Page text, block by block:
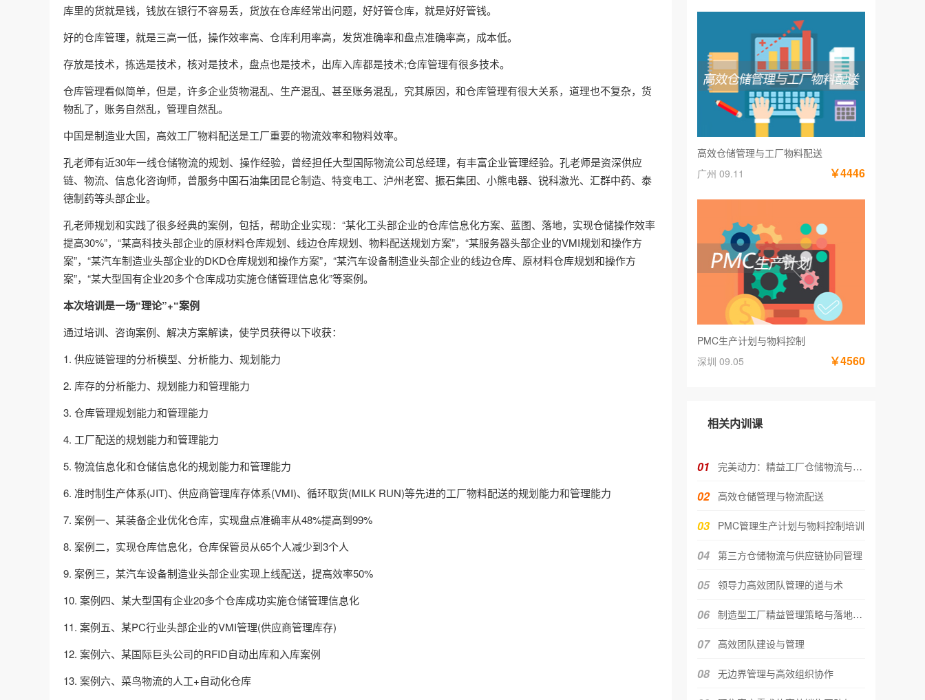
库里的货就是钱，钱放在银行不容易丢，货放在仓库经常出问题，好好管仓库，就是好好管钱。
好的仓库管理，就是三高一低，操作效率高、仓库利用率高，发货准确率和盘点准确率高，成本低。
存放是技术，拣选是技术，核对是技术，盘点也是技术，出库入库都是技术;仓库管理有很多技术。
仓库管理看似简单，但是，许多企业货物混乱、生产混乱、甚至账务混乱，究其原因，和仓库管理有很大关系，道理也不复杂，货
物乱了，账务自然乱，管理自然乱。
中国是制造业大国，高效工厂物料配送是工厂重要的物流效率和物料效率。
孔老师有近30年一线仓储物流的规划、操作经验，曾经担任大型国际物流公司总经理，有丰富企业管理经验。孔老师是资深供应
链、物流、信息化咨询师，曾服务中国石油集团昆仑制造、特变电工、泸州老窖、振石集团、小熊电器、锐科激光、汇群中药、泰
德制药等头部企业。
孔老师规划和实践了很多经典的案例，包括，帮助企业实现：“某化工头部企业的仓库信息化方案、蓝图、落地，实现仓储操作效率
提高30%”，“某高科技头部企业的原材料仓库规划、线边仓库规划、物料配送规划方案”，“某服务器头部企业的VMI规划和操作方
案”，“某汽车制造业头部企业的DKD仓库规划和操作方案”，“某汽车设备制造业头部企业的线边仓库、原材料仓库规划和操作方
案”，“某大型国有企业20多个仓库成功实施仓储管理信息化”等案例。
本次培训是一场“理论”+“案例
通过培训、咨询案例、解决方案解读，使学员获得以下收获：
1. 供应链管理的分析模型、分析能力、规划能力
2. 库存的分析能力、规划能力和管理能力
3. 仓库管理规划能力和管理能力
4. 工厂配送的规划能力和管理能力
5. 物流信息化和仓储信息化的规划能力和管理能力
6. 准时制生产体系(JIT)、供应商管理库存体系(VMI)、循环取货(MILK RUN)等先进的工厂物料配送的规划能力和管理能力
7. 案例一、某装备企业优化仓库，实现盘点准确率从48%提高到99%
8. 案例二，实现仓库信息化，仓库保管员从65个人减少到3个人
9. 案例三，某汽车设备制造业头部企业实现上线配送，提高效率50%
10. 案例四、某大型国有企业20多个仓库成功实施仓储管理信息化
11. 案例五、某PC行业头部企业的VMI管理(供应商管理库存)
12. 案例六、某国际巨头公司的RFID自动出库和入库案例
13. 案例六、菜鸟物流的人工+自动化仓库
高效仓储管理与工厂物料配送
广州 09.11
￥4446
PMC生产计划与物料控制
深圳 09.05
￥4560
相关内训课
01 完美动力：精益工厂仓储物流与高效
02 高效仓储管理与物流配送
03 PMC管理生产计划与物料控制培训
04 第三方仓储物流与供应链协同管理
05 领导力高效团队管理的道与术
06 制造型工厂精益管理策略与落地实战
07 高效团队建设与管理
08 无边界管理与高效组织协作